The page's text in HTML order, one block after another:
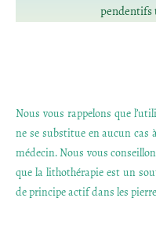
pendentifs
Nous vous rappelons que
ne se substitue en aucun
médecin. Nous vous
que la lithothérapie est un
de principe actif dans les